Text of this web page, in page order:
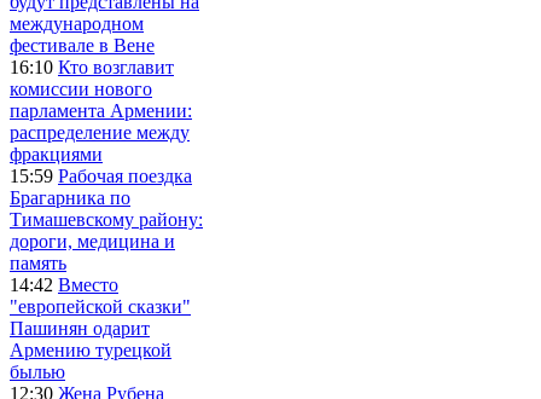
международном
фестивале в Вене
16:10 Кто возглавит
комиссии нового
парламента Армении:
распределение между
фракциями
15:59 Рабочая поездка
Брагарника по
Тимашевскому району:
дороги, медицина и
память
14:42 Вместо
"европейской сказки"
Пашинян одарит
Армению турецкой
былью
12:30 Жена Рубена